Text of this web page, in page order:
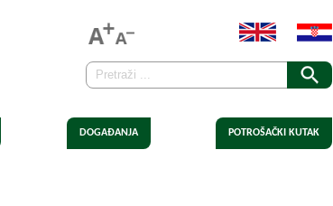
DOGAĐANJA POTROŠAČKI KUTAK